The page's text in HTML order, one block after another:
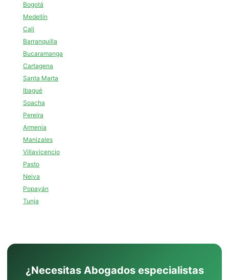
Bogotá
Medellín
Cali
Barranquilla
Bucaramanga
Cartagena
Santa Marta
Ibagué
Soacha
Pereira
Armenia
Manizales
Villavicencio
Pasto
Neiva
Popayán
Tunja
¿Necesitas Abogados especialistas